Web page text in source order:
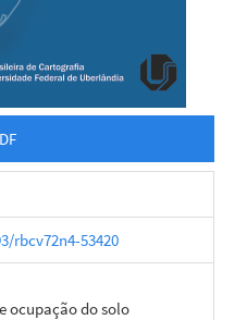
rbcv72n4-53420
ocupação do solo